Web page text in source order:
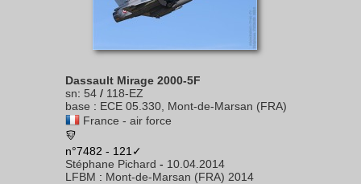
Dassault Mirage 2000-5F
sn: 54 / 118-EZ
base : ECE 05.330, Mont-de-Marsan (FRA)
France - air force
n°7482 - 121✓
Stéphane Pichard - 10.04.2014
LFBM : Mont-de-Marsan (FRA) 2014